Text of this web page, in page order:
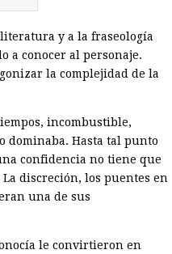
y a la fraseología
a conocer al personaje.
la complejidad de la
incombustible,
dominaba. Hasta tal punto
confidencia no tiene que
discreción, los puentes en
una de sus
le convirtieron en